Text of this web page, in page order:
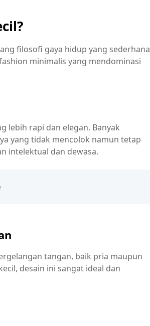
filosofi gaya hidup yang sederhana
minimalis yang mendominasi
lebih rapi dan elegan. Banyak
yang tidak mencolok namun tetap
intelektual dan dewasa.
tangan, baik pria maupun
desain ini sangat ideal dan